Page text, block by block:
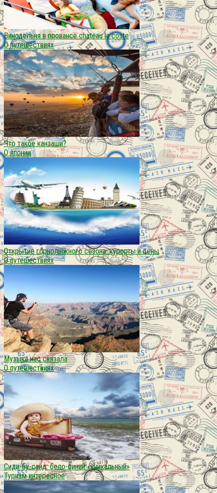
Винодельня в провансе chateau la coste
О путешествиях
Что такое канзаши?
О японии
Открытие горнолыжного сезона: курорты и цены
О путешествиях
Музыка нас связала
О путешествиях
Сиди-бу-саид: бело-синий «уникальный»
Туризм интересное